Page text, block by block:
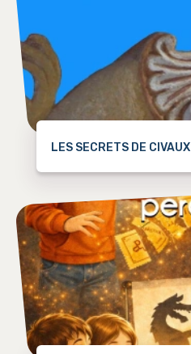
LES SECRETS DE CIVAUX